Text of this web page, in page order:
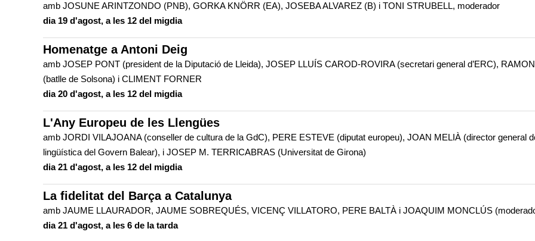
amb JOSUNE ARINTZONDO (PNB), GORKA KNÖRR (EA), JOSEBA ALVAREZ (B) i TONI STRUBELL, moderador
dia 19 d'agost, a les 12 del migdia
Homenatge a Antoni Deig
amb JOSEP PONT (president de la Diputació de Lleida), JOSEP LLUÍS CAROD-ROVIRA (secretari general d’ERC),
(batlle de Solsona) i CLIMENT FORNER
dia 20 d'agost, a les 12 del migdia
L'Any Europeu de les Llengües
amb JORDI VILAJOANA (conseller de cultura de la GdC), PERE ESTEVE (diputat europeu), JOAN MELIÀ (director general
lingüística del Govern Balear), i JOSEP M. TERRICABRAS (Universitat de Girona)
dia 21 d'agost, a les 12 del migdia
La fidelitat del Barça a Catalunya
amb JAUME LLAURADOR, JAUME SOBREQUÉS, VICENÇ VILLATORO, PERE BALTÀ i JOAQUIM MONCLÚS
dia 21 d'agost, a les 6 de la tarda